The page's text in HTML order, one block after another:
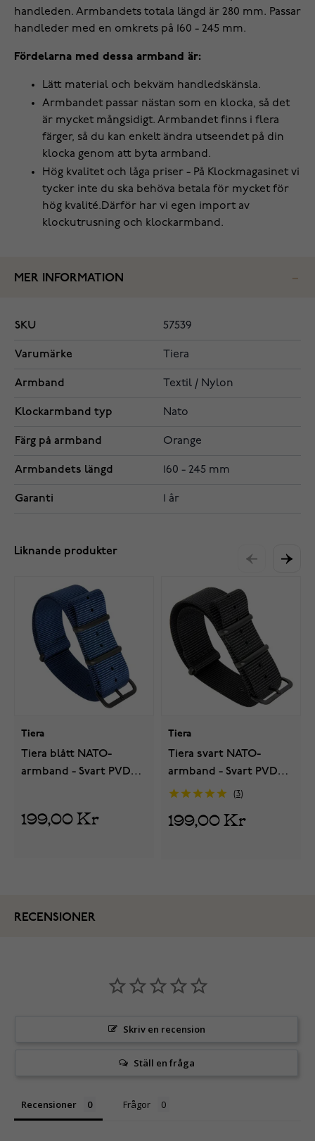
handleden. Armbandets totala längd är 280 mm. Passar
handleder med en omkrets på 160 - 245 mm.
Fördelarna med dessa armband är:
Lätt material och bekväm handledskänsla.
Armbandet passar nästan som en klocka, så det
är mycket mångsidigt. Armbandet finns i flera
färger, så du kan enkelt ändra utseendet på din
klocka genom att byta armband.
Hög kvalitet och låga priser - På Klockmagasinet vi
tycker inte du ska behöva betala för mycket för
hög kvalité.Därför har vi egen import av
klockutrusning och klockarmband.
MER INFORMATION
SKU 57539
Varumärke Tiera
Armband Textil / Nylon
Klockarmband typ Nato
Färg på armband Orange
Armbandets längd 160 - 245 mm
Garanti 1 år
Liknande produkter
Tiera
Tiera blått NATO-
armband - Svart PVD
199,00 Kr
Tiera
Tiera svart NATO-
armband - Svart PVD
spänne och ringar
3
199,00 Kr
RECENSIONER
Skriv en recension
Ställ en fråga
Recensioner Frågor